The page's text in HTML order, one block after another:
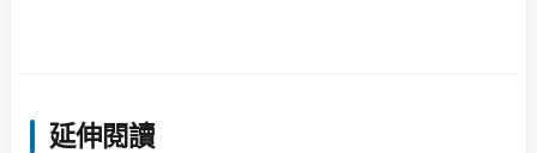
延伸閱讀